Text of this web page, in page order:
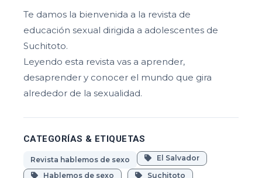
Te damos la bienvenida a la revista de
educación sexual dirigida a adolescentes de
Suchitoto.
Leyendo esta revista vas a aprender,
desaprender y conocer el mundo que gira
alrededor de la sexualidad.
CATEGORÍAS & ETIQUETAS
Revista hablemos de sexo
El Salvador
Hablemos de sexo
Suchitoto